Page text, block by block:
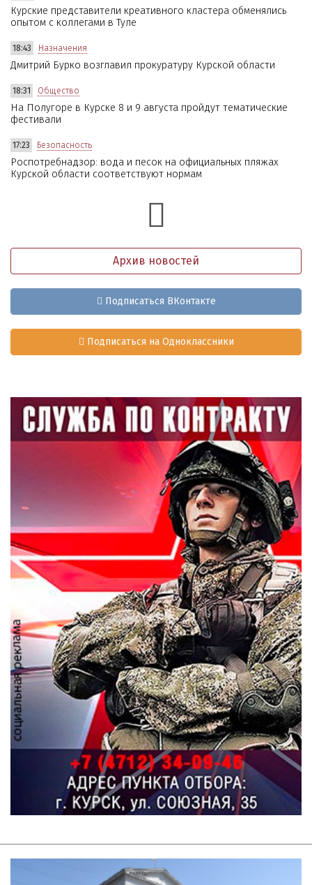
Курские представители креативного кластера обменялись
опытом с коллегами в Туле
18:43 Назначения
Дмитрий Бурко возглавил прокуратуру Курской области
18:31 Общество
На Полугоре в Курске 8 и 9 августа пройдут тематические
фестивали
17:23 Безопасность
Роспотребнадзор: вода и песок на официальных пляжах
Курской области соответствуют нормам
Архив новостей
Подписаться ВКонтакте
Подписаться на Одноклассники